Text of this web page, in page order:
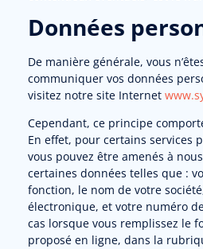
Données
De manière générale, vous
communiquer vos données
visitez notre site Internet
Cependant, ce principe
En effet, pour certains services
vous pouvez être amenés à
certaines données telles que :
fonction, le nom de votre
électronique, et votre numéro
cas lorsque vous remplissez le
proposé en ligne, dans la